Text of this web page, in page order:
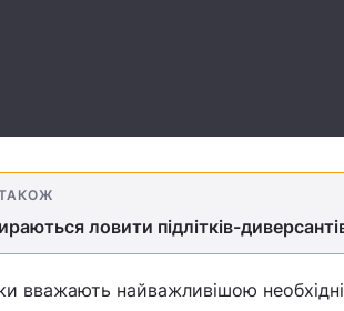
ловити підлітків-
вважають найважливішою